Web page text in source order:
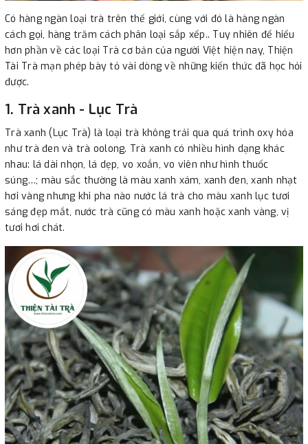
Có hàng ngàn loại trà trên thế giới, cùng với đó là hàng ngàn
cách gọi, hàng trăm cách phân loại sắp xếp.. Tuy nhiên để hiểu
hơn phần về các loại Trà cơ bản của người Việt hiện nay, Thiện
Tài Trà mạn phép bày tỏ vài dòng về những kiến thức đã học hỏi
được.
1. Trà xanh - Lục Trà
Trà xanh (Lục Trà) là loại trà không trải qua quá trình oxy hóa
như trà đen và trà oolong. Trà xanh có nhiều hình dạng khác
nhau: lá dài nhọn, lá dẹp, vo xoắn, vo viên như hình thuốc
súng…; màu sắc thường là màu xanh xám, xanh đen, xanh nhạt
hơi vàng nhưng khi pha nào nước lá trà cho màu xanh lục tươi
sáng đẹp mắt, nước trà cũng có màu xanh hoặc xanh vàng, vị
tươi hơi chát.